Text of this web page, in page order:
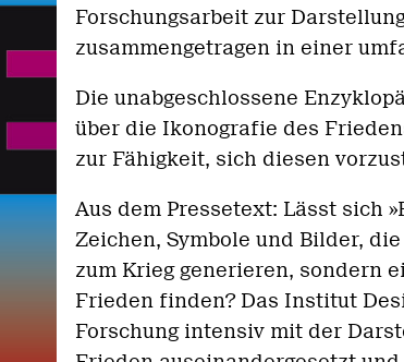
Forschungsarbeit zur
zusammengetragen in einer
Die unabgeschlossene
über die Ikonografie des
zur Fähigkeit, sich diesen
Aus dem Pressetext: Lässt sich
Zeichen, Symbole und Bilder,
zum Krieg generieren, sondern
Frieden finden? Das Institut
Forschung intensiv mit der